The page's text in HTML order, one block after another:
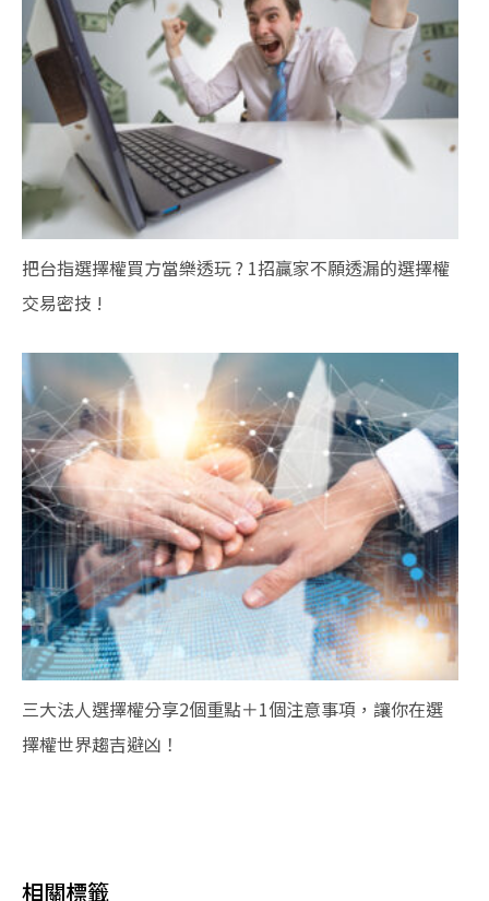
把台指選擇權買方當樂透玩 ? 1招贏家不願透漏的選擇權
交易密技 !
三大法人選擇權分享2個重點＋1個注意事項，讓你在選
擇權世界趨吉避凶！
相關標籤